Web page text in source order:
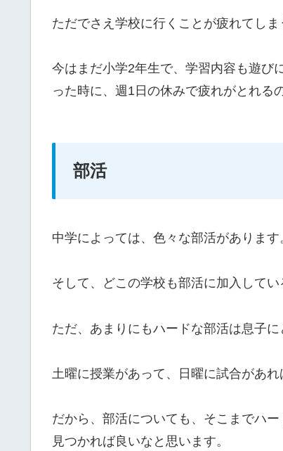
ただでさえ学校に行くことが疲れてし
今はまだ小学2年生で、学習内容も遊び
った時に、週1日の休みで疲れがとれる
部活
中学によっては、色々な部活があります
そして、どこの学校も部活に加入してい
ただ、あまりにもハードな部活は息子
土曜に授業があって、日曜に試合があ
だから、部活についても、そこまでハ
見つかれば良いなと思います。